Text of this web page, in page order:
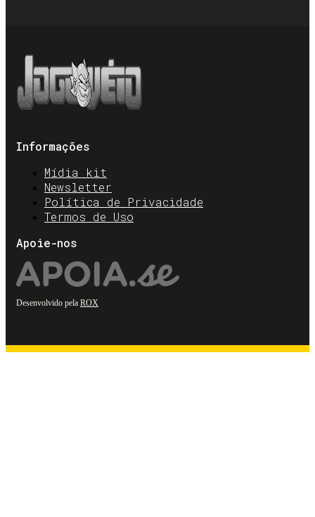
Informações
Mídia kit
Newsletter
Política de Privacidade
Termos de Uso
Apoie-nos
Desenvolvido pela ROX